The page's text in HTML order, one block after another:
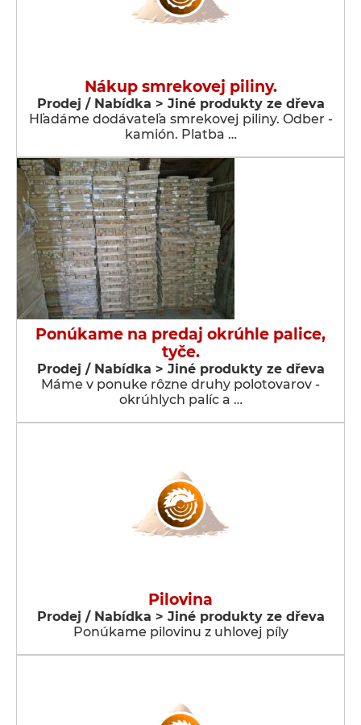
Nákup smrekovej piliny.
Prodej / Nabídka > Jiné produkty ze dřeva
Hľadáme dodávateľa smrekovej piliny. Odber -
kamión. Platba …
Ponúkame na predaj okrúhle palice,
tyče.
Prodej / Nabídka > Jiné produkty ze dřeva
Máme v ponuke rôzne druhy polotovarov -
okrúhlych palíc a …
Pilovina
Prodej / Nabídka > Jiné produkty ze dřeva
Ponúkame pilovinu z uhlovej píly